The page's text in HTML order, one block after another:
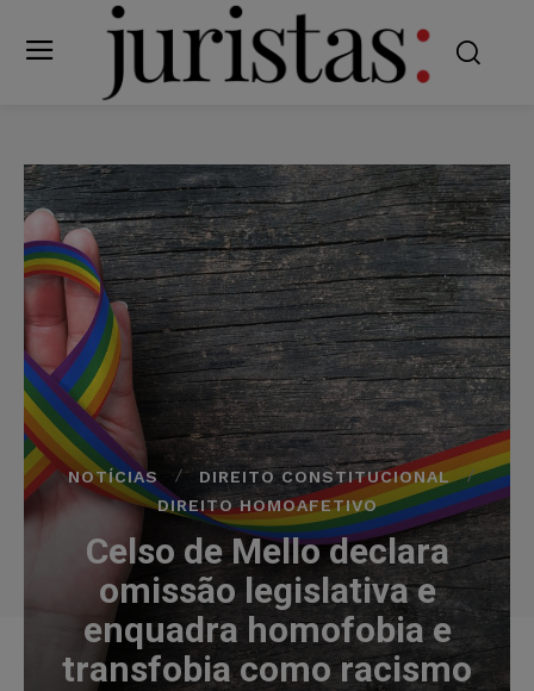
NOTÍCIAS
DIREITO CONSTITUCIONAL
DIREITO HOMOAFETIVO
Celso de Mello declara
omissão legislativa e
enquadra homofobia e
transfobia como racismo